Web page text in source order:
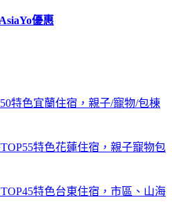
AsiaYo優惠
特色宜蘭住宿，親子/寵物/包棟
特色花蓮住宿，親子寵物包
特色台東住宿，市區、山海